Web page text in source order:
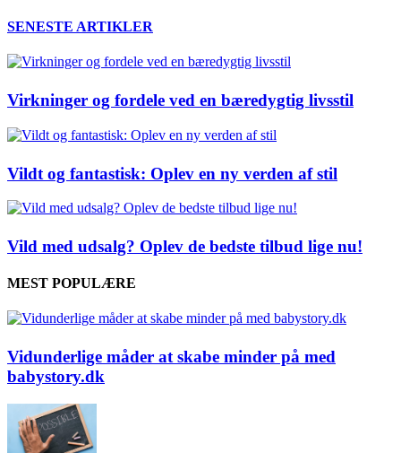
SENESTE ARTIKLER
Virkninger og fordele ved en bæredygtig livsstil
Vildt og fantastisk: Oplev en ny verden af stil
Vild med udsalg? Oplev de bedste tilbud lige nu!
MEST POPULÆRE
Vidunderlige måder at skabe minder på med
babystory.dk